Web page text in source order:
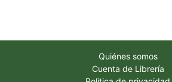
Quiénes somos
Cuenta de Librería